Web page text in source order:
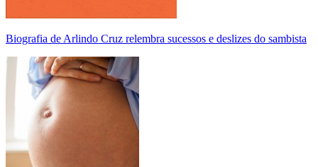
Biografia de Arlindo Cruz relembra sucessos e deslizes do sambista